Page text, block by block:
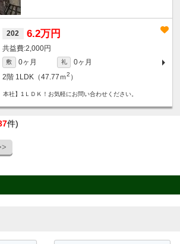
202 6.2万円
2,000円
敷 0ヶ月 礼
0ヶ月
2階 1LDK（47.77ｍ2 ）
社】1ＬＤＫ！お気軽にお問い合わせください。
件)